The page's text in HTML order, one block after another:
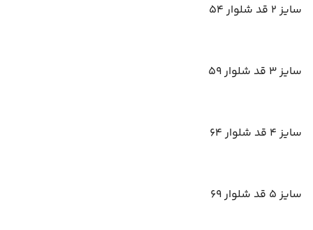
سایز 2 قد شلوار 54
سایز 3 قد شلوار 59
سایز 4 قد شلوار 64
سایز 5 قد شلوار 69